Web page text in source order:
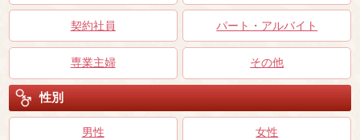
契約社員 パート・アルバイト
専業主婦 その他
性別
男性 女性